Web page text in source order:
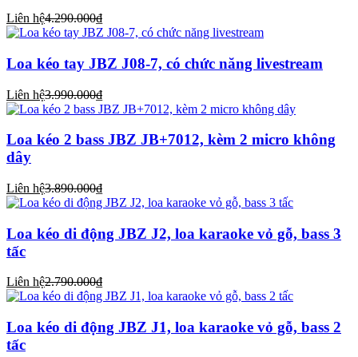
Liên hệ4.290.000₫
Loa kéo tay JBZ J08-7, có chức năng livestream
Liên hệ3.990.000₫
Loa kéo 2 bass JBZ JB+7012, kèm 2 micro không
dây
Liên hệ3.890.000₫
Loa kéo di động JBZ J2, loa karaoke vỏ gỗ, bass 3
tấc
Liên hệ2.790.000₫
Loa kéo di động JBZ J1, loa karaoke vỏ gỗ, bass 2
tấc